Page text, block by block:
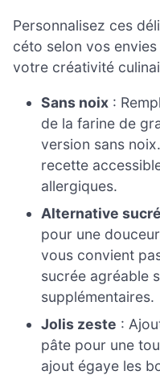
Personnalisez ces
céto selon vos
votre créativité
Sans noix :
de la farine de
version sans
recette
allergiques.
Alternative
pour une
vous convient
sucrée agréable
supplémentaires.
Jolis zeste :
pâte pour une
ajout égaye les